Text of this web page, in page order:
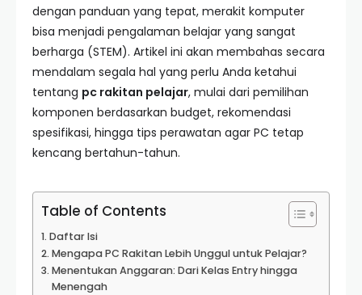
dengan panduan yang tepat, merakit komputer
bisa menjadi pengalaman belajar yang sangat
berharga (STEM). Artikel ini akan membahas secara
mendalam segala hal yang perlu Anda ketahui
tentang pc rakitan pelajar, mulai dari pemilihan
komponen berdasarkan budget, rekomendasi
spesifikasi, hingga tips perawatan agar PC tetap
kencang bertahun-tahun.
Table of Contents
Daftar Isi
Mengapa PC Rakitan Lebih Unggul untuk Pelajar?
Menentukan Anggaran: Dari Kelas Entry hingga
Menengah